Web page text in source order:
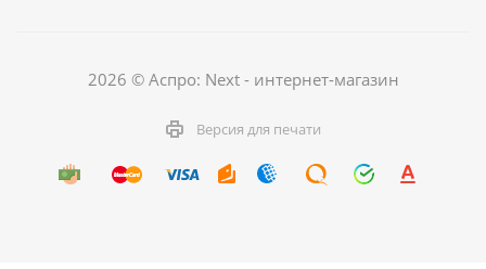
2026 © Аспро: Next - интернет-магазин
Версия для печати